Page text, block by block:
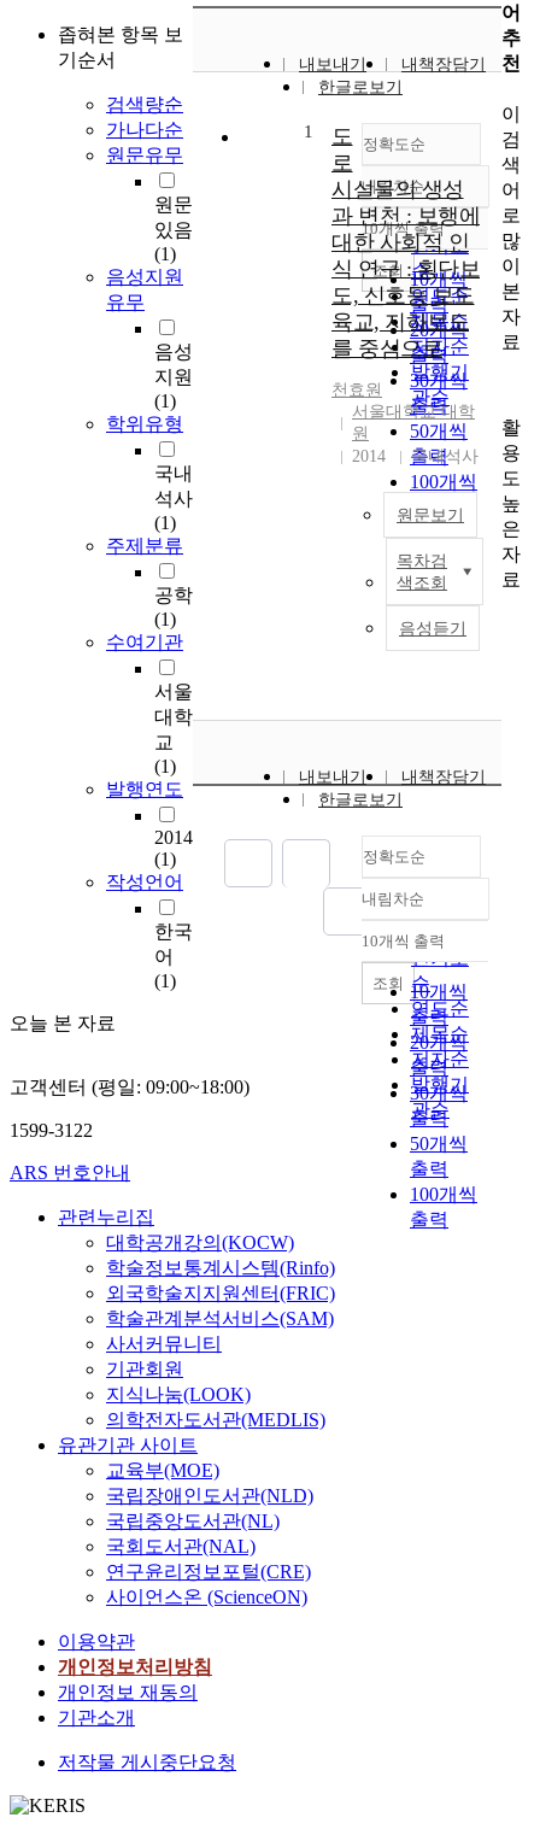
좁혀본 항목 보
기순서
검색량순
가나다순
원문유무
원문
있음
(1)
음성지원
유무
음성
지원
(1)
학위유형
국내
석사
(1)
주제분류
공학
(1)
수여기관
서울
대학
교
(1)
발행연도
2014
(1)
작성언어
한국
어
(1)
오늘 본 자료
내보내기
내책장담기
한글로보기
정확도순
정확도
순
인기도
순
연도순
제목순
저자순
발행기
관순
내림차순
내림차순
10개씩 출력
10개씩
출력
20개씩
출력
30개씩
출력
50개씩
출력
100개씩
출력
조회
1
도
로
시설물의 생성
과 변천 : 보행에
대한 사회적 인
식 연구 : 횡단보
도, 신호등 보도
육교, 지하보도
를 중심으로
천효원
서울대학교 대학
원
2014
국내석사
원문보기
목차검
색조회
음성듣기
행
간
내보내기
내책장담기
한글로보기
정확도순
정확도
순
인기도
순
연도순
제목순
저자순
발행기
관순
내림차순
내림차순
10개씩 출력
10개씩
출력
20개씩
출력
30개씩
출력
50개씩
출력
100개씩
출력
조회
어
추
천
이
검
색
어
로
많
이
본
자
료
활
용
도
높
은
자
료
고객센터 (평일: 09:00~18:00)
1599-3122
ARS 번호안내
관련누리집
대학공개강의(KOCW)
학술정보통계시스템(Rinfo)
외국학술지지원센터(FRIC)
학술관계분석서비스(SAM)
사서커뮤니티
기관회원
지식나눔(LOOK)
의학전자도서관(MEDLIS)
유관기관 사이트
교육부(MOE)
국립장애인도서관(NLD)
국립중앙도서관(NL)
국회도서관(NAL)
연구윤리정보포털(CRE)
사이언스온 (ScienceON)
이용약관
개인정보처리방침
개인정보 재동의
기관소개
저작물 게시중단요청